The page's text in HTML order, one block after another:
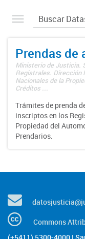
Prendas de
Ministerio de Justicia.
Registrales. Dirección
Nacionales de la
Créditos ...
Trámites de prenda
inscriptos en los
Propiedad del
Prendarios.
Commons